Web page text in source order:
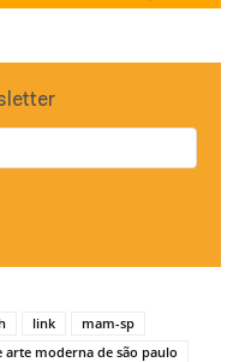
link
mam-sp
arte moderna de são paulo